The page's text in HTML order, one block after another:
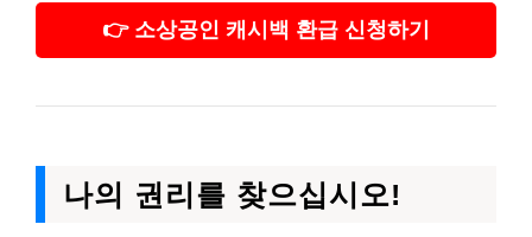
👉 소상공인 캐시백 환급 신청하기
나의 권리를 찾으십시오!